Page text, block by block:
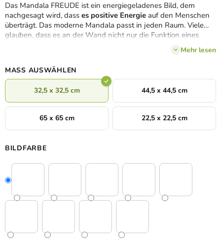
Das Mandala FREUDE ist ein energiegeladenes Bild, dem
nachgesagt wird, dass es positive Energie auf den Menschen
überträgt. Das moderne Mandala passt in jeden Raum. Viele
glauben, dass es an der Wand nicht nur die Funktion eines
Bildes, sondern auch die einer Entspannungshilfe erfüllen wird.
Mehr lesen
MASS AUSWÄHLEN
32,5 x 32,5 cm 44,5 x 44,5 cm
65 x 65 cm 22,5 x 22,5 cm
BILDFARBE